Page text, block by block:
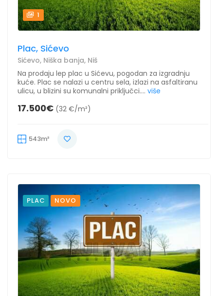
1
Plac, Sićevo
Sićevo, Niška banja, Niš
Na prodaju lep plac u Sićevu, pogodan za izgradnju
kuće. Plac se nalazi u centru sela, izlazi na asfaltiranu
ulicu, u blizini su komunalni priključci.... više
17.500€ (32 €/m²)
543m²
PLAC NOVO